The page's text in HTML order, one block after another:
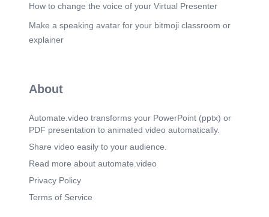
How to change the voice of your Virtual Presenter
Make a speaking avatar for your bitmoji classroom or
explainer
About
Automate.video transforms your PowerPoint (pptx) or
PDF presentation to animated video automatically.
Share video easily to your audience.
Read more about automate.video
Privacy Policy
Terms of Service